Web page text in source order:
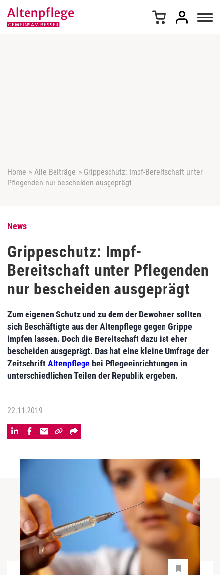
Home » Alle Beiträge » Grippeschutz: Impf-Bereitschaft unter
Pflegenden nur bescheiden ausgeprägt
News
Grippeschutz: Impf-
Bereitschaft unter Pflegenden
nur bescheiden ausgeprägt
Zum eigenen Schutz und zu dem der Bewohner sollten
sich Beschäftigte aus der Altenpflege gegen Grippe
impfen lassen. Doch die Bereitschaft dazu ist eher
bescheiden ausgeprägt. Das hat eine kleine Umfrage der
ZeitschriftAltenpflege bei Pflegeeinrichtungen in
unterschiedlichen Teilen der Republik ergeben.
22.11.2019